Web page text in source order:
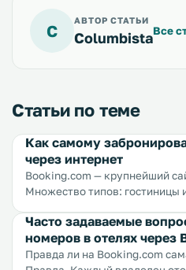
C
АВТОР СТАТЬИ
ColumbistaВсе
Статьи по теме
Как самому
через интернет
Booking.com — крупнейший
Множество типов: гостиницы
b&b отели. Около миллиона
более чем 200 странах мира.
отельеров и туристов,
Часто задаваемые
номеров в отелях через
Правда ли на Booking.com